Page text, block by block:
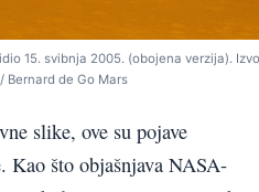
15. svibnja 2005. (obojena verzija).
Bernard de Go Mars
slike, ove su pojave
Kao što objašnjava NASA-